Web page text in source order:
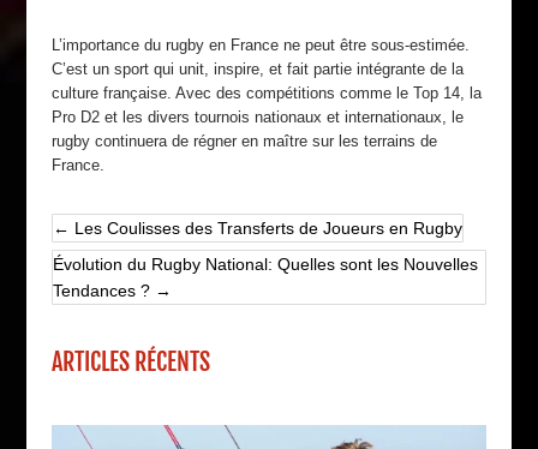
L’importance du rugby en France ne peut être sous-estimée.
C’est un sport qui unit, inspire, et fait partie intégrante de la
culture française. Avec des compétitions comme le Top 14, la
Pro D2 et les divers tournois nationaux et internationaux, le
rugby continuera de régner en maître sur les terrains de
France.
← Les Coulisses des Transferts de Joueurs en Rugby
Évolution du Rugby National: Quelles sont les Nouvelles
Tendances ?→
ARTICLES RÉCENTS